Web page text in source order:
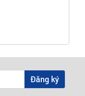
Đăng ký